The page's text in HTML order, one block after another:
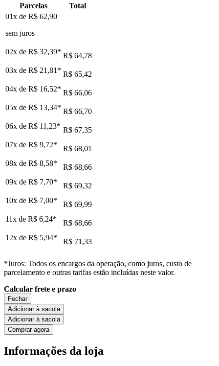
Parcelas
Total
01x de R$ 62,90
sem juros
02x de R$ 32,39* R$ 64,78
03x de R$ 21,81 * R$ 65,42
04x de R$ 16,52* R$ 66,06
05x de R$ 13,34* R$ 66,70
06x de R$ 11,23* R$ 67,35
07x de R$ 9,72*
R$ 68,01
08x de R$ 8,58*
R$ 68,66
09x de R$ 7,70*
R$ 69,32
10x de R$ 7,00*
R$ 69,99
11x de R$ 6,24*
R$ 68,66
12x de R$ 5,94* R$ 71,33
*Juros: Todos os encargos da operação, como juros, custo de
parcelamento e outras tarifas estão incluídas neste valor.
Calcular frete e prazo
Fechar
Adicionar à sacola
Adicionar à sacola
Comprar agora
Informações da loja